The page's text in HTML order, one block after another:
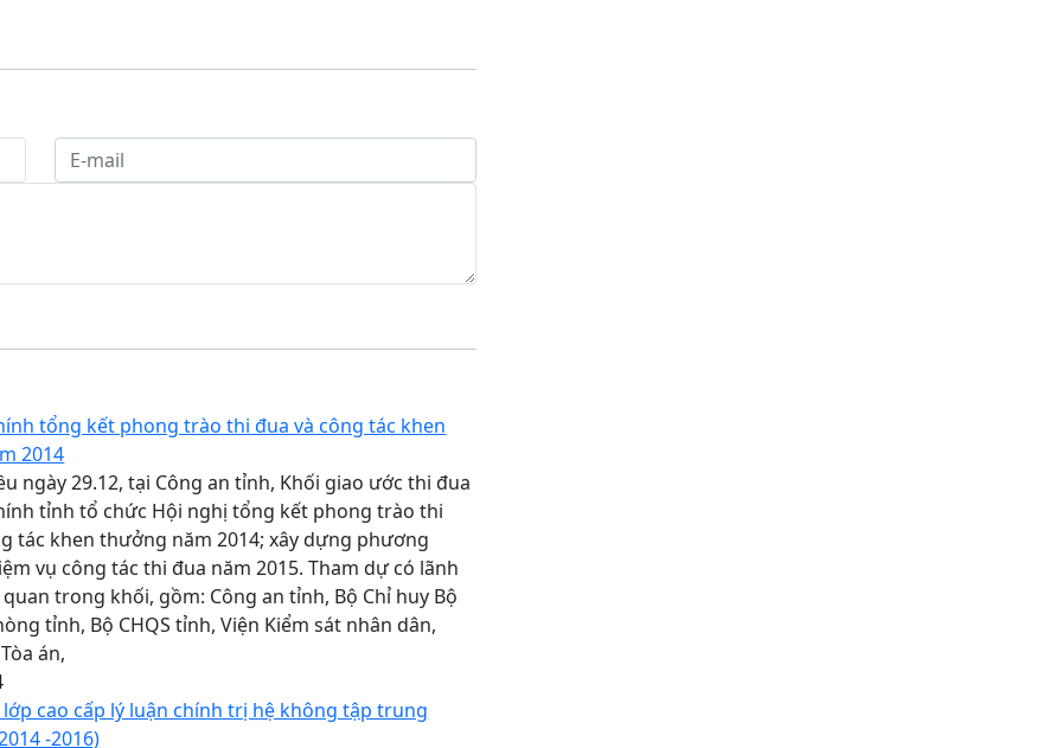
tổng kết phong trào thi đua và công tác khen
2014
ngày 29.12, tại Công an tỉnh, Khối giao ước thi đua
tỉnh tổ chức Hội nghị tổng kết phong trào thi
tác khen thưởng năm 2014; xây dựng phương
vụ công tác thi đua năm 2015. Tham dự có lãnh
trong khối, gồm: Công an tỉnh, Bộ Chỉ huy Bộ
tỉnh, Bộ CHQS tỉnh, Viện Kiểm sát nhân dân,
án,
lớp cao cấp lý luận chính trị hệ không tập trung
-2016)